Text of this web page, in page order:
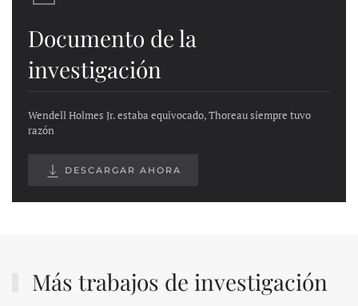
Documento de la
investigación
Wendell Holmes Jr. estaba equivocado, Thoreau siempre tuvo
razón
DESCARGAR AHORA
Más trabajos de investigación